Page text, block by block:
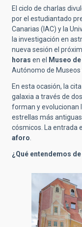
El ciclo de charlas
por el estudiantado
Canarias (IAC) y la
la investigación en
nueva sesión el
horas en el Museo
Autónomo de Museos
En esta ocasión, la
galaxia a través de
forman y evolucionan
estrellas más
cósmicos. La entrada
aforo
¿Qué entendemos